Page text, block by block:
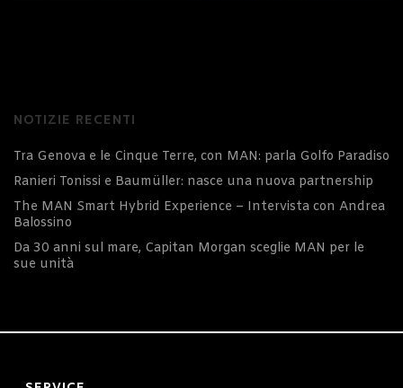
NOTIZIE RECENTI
Tra Genova e le Cinque Terre, con MAN: parla Golfo Paradiso
Ranieri Tonissi e Baumüller: nasce una nuova partnership
The MAN Smart Hybrid Experience – Intervista con Andrea
Balossino
Da 30 anni sul mare, Capitan Morgan sceglie MAN per le
sue unità